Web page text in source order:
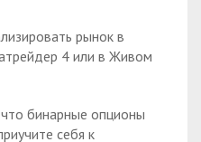
рынок в
4 или в Живом
бинарные опционы
себя к